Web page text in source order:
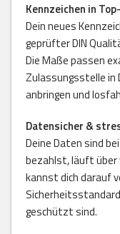
Kennzeichen in
Dein neues
geprüfter DIN
Die Maße passen
Zulassungsstelle in
anbringen und
Datensicher &
Deine Daten sind
bezahlst, läuft über
kannst dich darauf
geschützt sind.